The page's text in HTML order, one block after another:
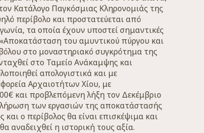
Κατάλογο Παγκόσμιας Κληρονομιάς της
περίβολο και προστατεύεται από
τα οποία έχουν υποστεί σημαντικές
«Αποκατάσταση του αμυντικού πύργου και
στο μοναστηριακό συγκρότημα της
στο Ταμείο Ανάκαμψης και
απολογιστικά και με
Αρχαιοτήτων Χίου, με
και προβλεπόμενη λήξη τον Δεκέμβριο
των εργασιών της αποκατάστασής
και ο περίβολος θα είναι επισκέψιμα και
αναδειχθεί η ιστορική τους αξία.